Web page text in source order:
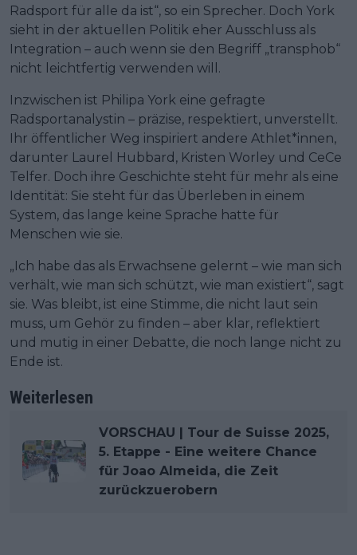
Radsport für alle da ist“, so ein Sprecher. Doch York
sieht in der aktuellen Politik eher Ausschluss als
Integration – auch wenn sie den Begriff „transphob“
nicht leichtfertig verwenden will.
Inzwischen ist Philipa York eine gefragte
Radsportanalystin – präzise, respektiert, unverstellt.
Ihr öffentlicher Weg inspiriert andere Athlet*innen,
darunter Laurel Hubbard, Kristen Worley und CeCe
Telfer. Doch ihre Geschichte steht für mehr als eine
Identität: Sie steht für das Überleben in einem
System, das lange keine Sprache hatte für
Menschen wie sie.
„Ich habe das als Erwachsene gelernt – wie man sich
verhält, wie man sich schützt, wie man existiert“, sagt
sie. Was bleibt, ist eine Stimme, die nicht laut sein
muss, um Gehör zu finden – aber klar, reflektiert
und mutig in einer Debatte, die noch lange nicht zu
Ende ist.
Weiterlesen
VORSCHAU | Tour de Suisse 2025,
5. Etappe - Eine weitere Chance
für Joao Almeida, die Zeit
zurückzuerobern